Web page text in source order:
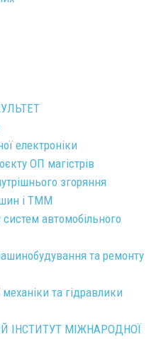
електроніки
ОП магістрів
згоряння
і ТММ
автомобільного
та ремонту
та гідравлики
ІНСТИТУТ МІЖНАРОДНОЇ